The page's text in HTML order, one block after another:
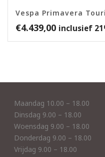
Vespa Primavera
€4.439,00 inclusief
Maandag 10.00 – 18.00
Dinsdag 9.00 – 18.00
Woensdag 9.00 – 18.00
Donderdag 9.00 – 18.00
Vrijdag 9.00 – 18.00